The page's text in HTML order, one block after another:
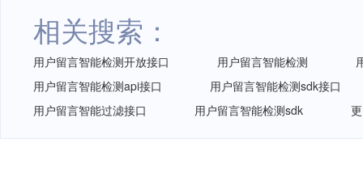
相关搜索：
用户留言智能检测开放接口 用户留言智能检测
用户留言智能检测api接口
用户留言智能检测sdk接口
用户留言智能过滤接口
用户留言智能检测sdk